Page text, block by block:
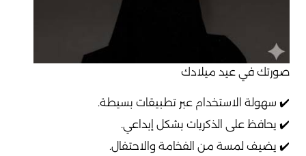
صورتك في عيد ميلادك
✔️ سهولة الاستخدام عبر تطبيقات بسيطة.
✔️ يحافظ على الذكريات بشكل إبداعي.
✔️ يضيف لمسة من الفخامة والاحتفال.